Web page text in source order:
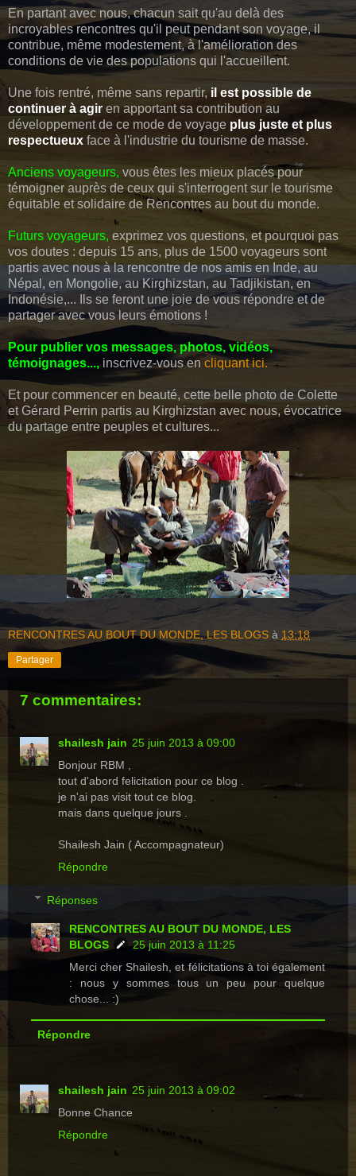
En partant avec nous, chacun sait qu'au delà des
incroyables rencontres qu'il peut pendant son voyage, il
contribue, même modestement, à l'amélioration des
conditions de vie des populations qui l'accueillent.
Une fois rentré, même sans repartir, il est possible de
continuer à agir en apportant sa contribution au
développement de ce mode de voyage plus juste et plus
respectueux face à l'industrie du tourisme de masse.
Anciens voyageurs, vous êtes les mieux placés pour
témoigner auprès de ceux qui s'interrogent sur le tourisme
équitable et solidaire de Rencontres au bout du monde.
Futurs voyageurs, exprimez vos questions, et pourquoi pas
vos doutes : depuis 15 ans, plus de 1500 voyageurs sont
partis avec nous à la rencontre de nos amis en Inde, au
Népal, en Mongolie, au Kirghizstan, au Tadjikistan, en
Indonésie,... Ils se feront une joie de vous répondre et de
partager avec vous leurs émotions !
Pour publier vos messages, photos, vidéos,
témoignages..., inscrivez-vous en cliquant ici.
Et pour commencer en beauté, cette belle photo de Colette
et Gérard Perrin partis au Kirghizstan avec nous, évocatrice
du partage entre peuples et cultures...
RENCONTRES AU BOUT DU MONDE, LES BLOGS à 13:18
Partager
7 commentaires:
shailesh jain 25 juin 2013 à 09:00
Bonjour RBM ,
tout d'abord felicitation pour ce blog .
je n'ai pas visit tout ce blog.
mais dans quelque jours .
Shailesh Jain ( Accompagnateur)
Répondre
Réponses
RENCONTRES AU BOUT DU MONDE, LES
BLOGS
25 juin 2013 à 11:25
Merci cher Shailesh, et félicitations à toi également
: nous y sommes tous un peu pour quelque
chose... :)
Répondre
shailesh jain 25 juin 2013 à 09:02
Bonne Chance
Répondre